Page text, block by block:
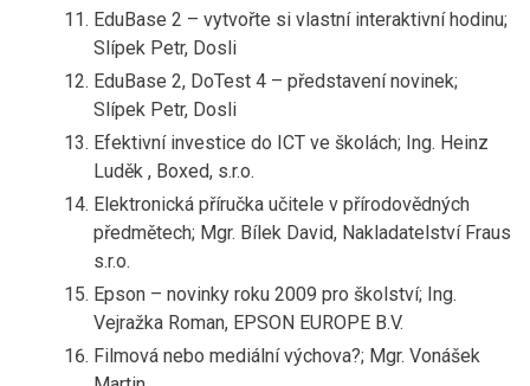
EduBase 2 – vytvořte si vlastní interaktivní hodinu;
Slípek Petr, Dosli
EduBase 2, DoTest 4 – představení novinek;
Slípek Petr, Dosli
Efektivní investice do ICT ve školách; Ing. Heinz
Luděk , Boxed, s.r.o.
Elektronická příručka učitele v přírodovědných
předmětech; Mgr. Bílek David, Nakladatelství Fraus
s.r.o.
Epson – novinky roku 2009 pro školství; Ing.
Vejražka Roman, EPSON EUROPE B.V.
Filmová nebo mediální výchova?; Mgr. Vonášek